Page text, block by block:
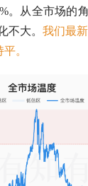
加入我们
。从全市场的
不大。 我们最
。